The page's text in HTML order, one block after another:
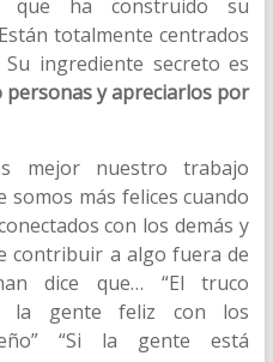
que ha construido su
totalmente centrados
ingrediente secreto es
y apreciarlos por
mejor nuestro trabajo
somos más felices cuando
con los demás y
contribuir a algo fuera de
dice que… “El truco
la gente feliz con los
“Si la gente está